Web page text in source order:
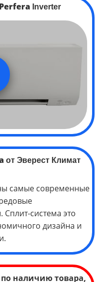
Perfera Inverter
от Эверест Климат
самые современные
Сплит-система это
дизайна и
наличию товара,